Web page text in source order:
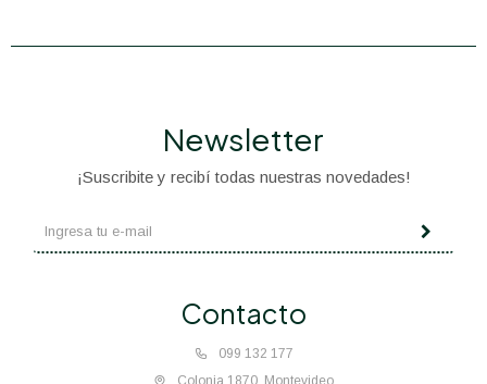
Contacto
099 132 177
Colonia 1870, Montevideo
Newsletter
¡Suscribite y recibí todas nuestras novedades!